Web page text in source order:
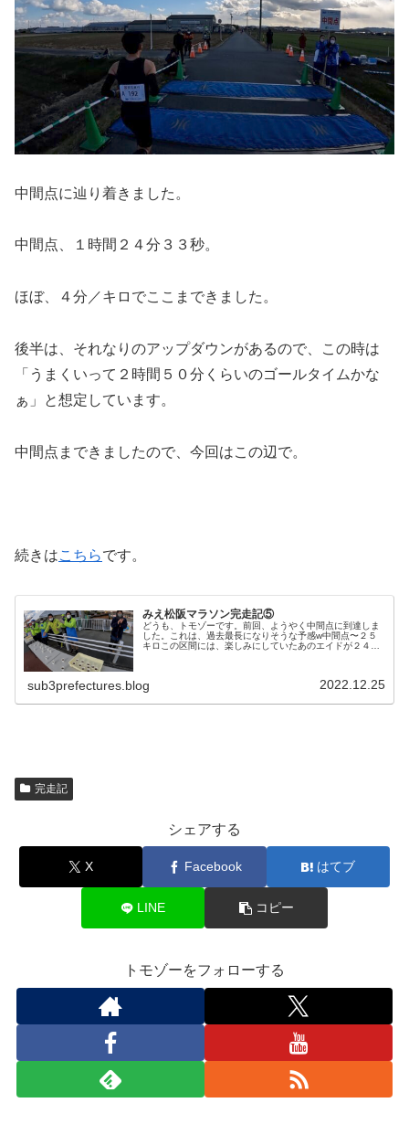
中間点に辿り着きました。
中間点、１時間２４分３３秒。
ほぼ、４分／キロでここまできました。
後半は、それなりのアップダウンがあるので、この時は
「うまくいって２時間５０分くらいのゴールタイムかな
ぁ」と想定しています。
中間点まできましたので、今回はこの辺で。
続きはこちらです。
みえ松阪マラソン完走記⑤
どうも、トモゾーです。前回、ようやく中間点に到達しま
した。これは、過去最長になりそうな予感w中間点〜２５
キロこの区間には、楽しみにしていたあのエイドが２４キ
sub3prefectures.blog 2022.12.25
完走記
シェアする
X Facebook はてブ
LINE コピー
トモゾーをフォローする